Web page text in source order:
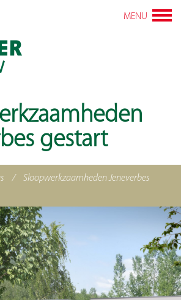
MENU
gestart
/
Sloopwerkzaamheden Jeneverbes